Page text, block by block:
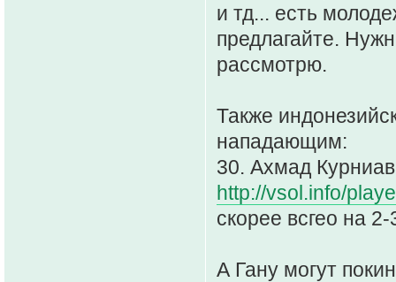
и тд... есть
предлагайте.
рассмотрю.
Также
нападающим:
30. Ахмад
http://vsol.info/
скорее всгео на
А Гану могут